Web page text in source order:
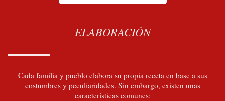
ELABORACIÓN
Cada familia y pueblo elabora su propia receta en base a sus
costumbres y peculiaridades. Sin embargo, existen unas
características comunes: